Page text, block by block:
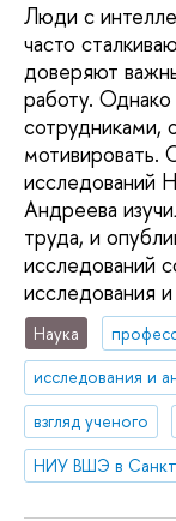
Люди с
часто
доверяют
работу.
сотрудниками,
исследований
Андреева
труда, и
исследований
исследования
Наука
исследования и
взгляд ученого
НИУ ВШЭ в